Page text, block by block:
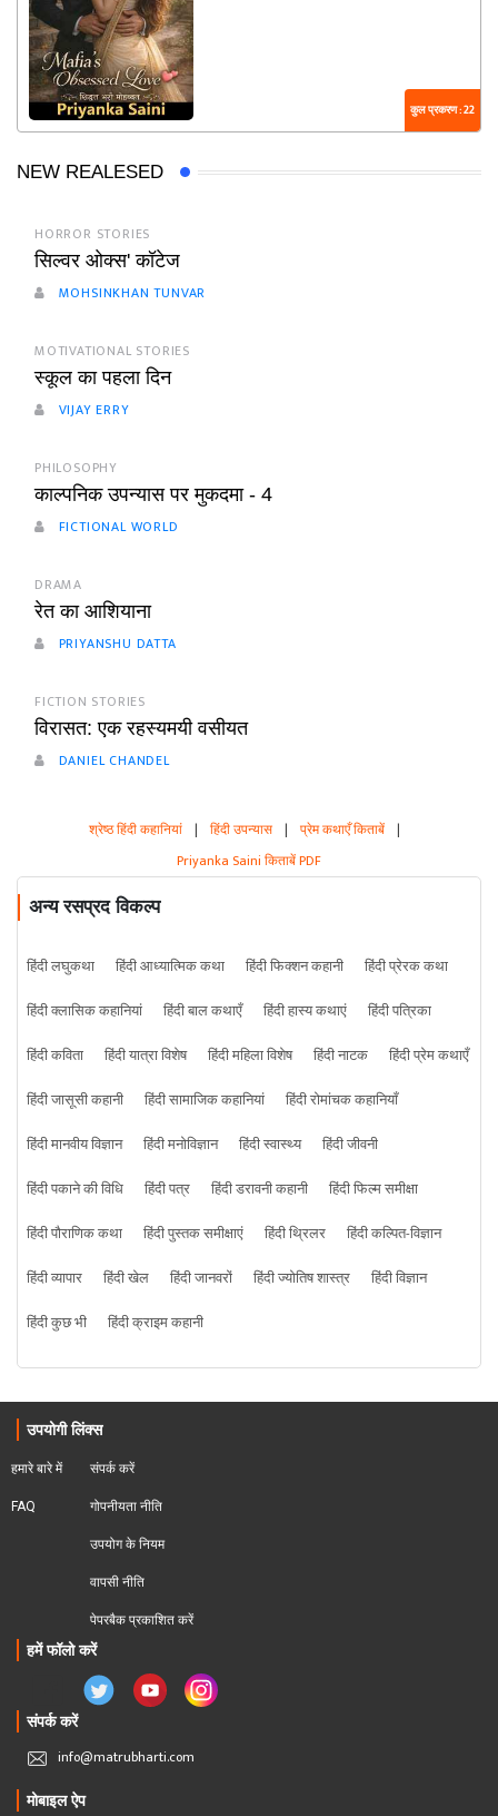
कुल प्रकरण : 22
NEW REALESED
HORROR STORIES
सिल्वर ओक्स' कॉटेज
MOHSINKHAN TUNVAR
MOTIVATIONAL STORIES
स्कूल का पहला दिन
VIJAY ERRY
PHILOSOPHY
काल्पनिक उपन्यास पर मुकदमा - 4
FICTIONAL WORLD
DRAMA
रेत का आशियाना
PRIYANSHU DATTA
FICTION STORIES
विरासत: एक रहस्यमयी वसीयत
DANIEL CHANDEL
श्रेष्ठ हिंदी कहानियां | हिंदी उपन्यास | प्रेम कथाएँ किताबें |
Priyanka Saini किताबें PDF
अन्य रसप्रद विकल्प
हिंदी लघुकथा हिंदी आध्यात्मिक कथा हिंदी फिक्शन कहानी
हिंदी प्रेरक कथा
हिंदी क्लासिक कहानियां
हिंदी बाल कथाएँ हिंदी हास्य कथाएं
हिंदी पत्रिका
हिंदी कविता
हिंदी यात्रा विशेष हिंदी महिला विशेष हिंदी नाटक
हिंदी प्रेम कथाएँ
हिंदी जासूसी कहानी
हिंदी सामाजिक कहानियां
हिंदी रोमांचक कहानियाँ
हिंदी मानवीय विज्ञान
हिंदी मनोविज्ञान हिंदी स्वास्थ्य
हिंदी जीवनी
हिंदी पकाने की विधि
हिंदी पत्र हिंदी डरावनी कहानी
हिंदी फिल्म समीक्षा
हिंदी पौराणिक कथा
हिंदी पुस्तक समीक्षाएं हिंदी थ्रिलर
हिंदी कल्पित-विज्ञान
हिंदी व्यापार
हिंदी खेल हिंदी जानवरों हिंदी ज्योतिष शास्त्र
हिंदी विज्ञान
हिंदी कुछ भी
हिंदी क्राइम कहानी
उपयोगी लिंक्स
हमारे बारे में
FAQ
संपर्क करें
गोपनीयता नीति
उपयोग के नियम
वापसी नीति
पेपरबैक प्रकाशित करें
हमें फॉलो करें
संपर्क करें
info@matrubharti.com
मोबाइल ऐप